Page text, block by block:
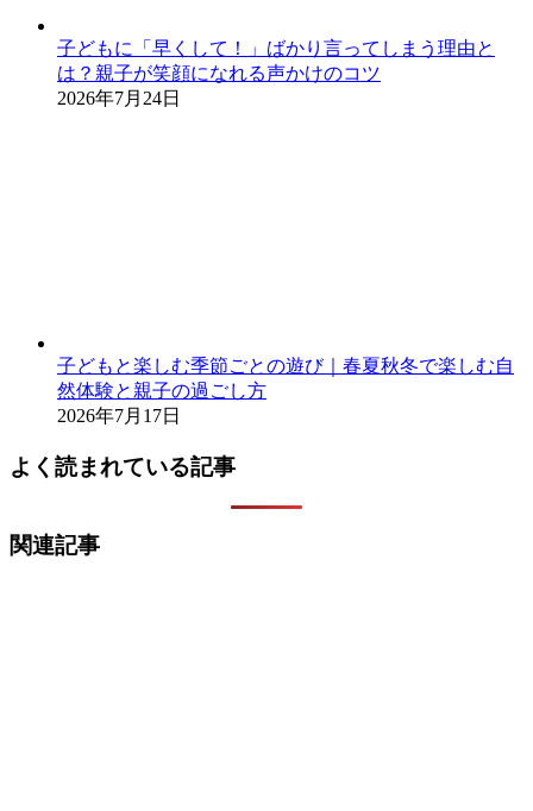
子どもに「早くして！」ばかり言ってしまう理由と
は？親子が笑顔になれる声かけのコツ
2026年7月24日
子どもと楽しむ季節ごとの遊び｜春夏秋冬で楽しむ自
然体験と親子の過ごし方
2026年7月17日
よく読まれている記事
関連記事